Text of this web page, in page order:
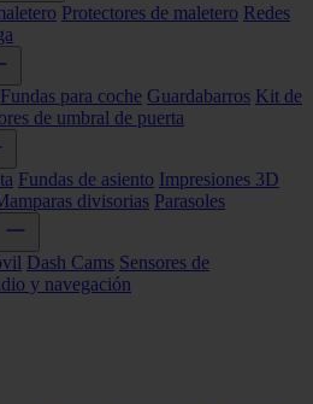
Protectores de maletero Redes
Fundas para coche Guardabarros Kit de
de umbral de puerta
Fundas de asiento Impresiones 3D
divisorias Parasoles
Dash Cams Sensores de
y navegación